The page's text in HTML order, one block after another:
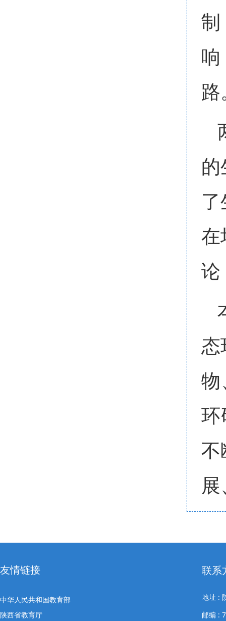
在
论
不
友情链接
中华人民共和国教育部
陕西省教育厅
联系
地址 :
邮编 :